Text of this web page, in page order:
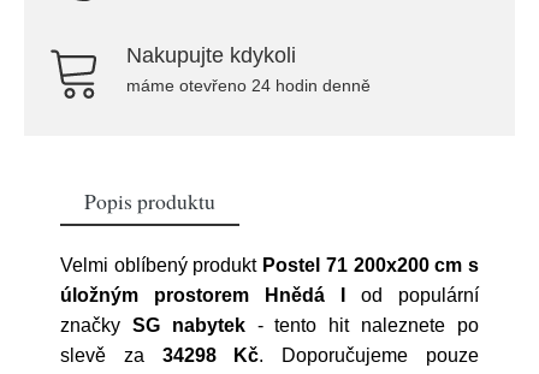
Nakupujte kdykoli
máme otevřeno 24 hodin denně
Popis produktu
Velmi oblíbený produkt Postel 71 200x200 cm s
úložným prostorem Hnědá I
od populární
značky SG nabytek- tento hit naleznete po
slevě za 34298 Kč. Doporučujeme pouze